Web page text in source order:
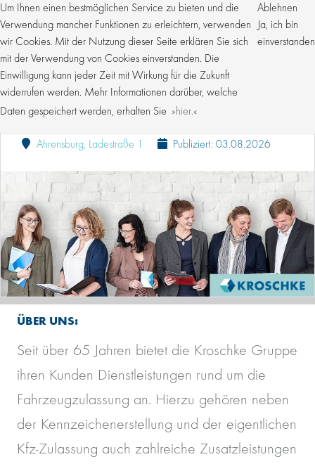
Um Ihnen einen bestmöglichen Service zu bieten und die
Verwendung mancher Funktionen zu erleichtern, verwenden
wir Cookies. Mit der Nutzung dieser Seite erklären Sie sich
mit der Verwendung von Cookies einverstanden. Die
Einwilligung kann jeder Zeit mit Wirkung für die Zukunft
widerrufen werden. Mehr Informationen darüber, welche
Daten gespeichert werden, erhalten Sie
hier.
Ablehnen
Ja, ich bin
einverstanden
KUNDENBETREUER (M/W/D) FÜR DIE KFZ-
ZULASSUNG
Ahrensburg, Ladestraße 1
Publiziert: 03.08.2026
ÜBER UNS:
Seit über 65 Jahren bietet die Kroschke Gruppe
ihren Kunden Dienstleistungen rund um die
Fahrzeugzulassung an. Hierzu gehören neben
der Kennzeichenerstellung und der eigentlichen
Kfz-Zulassung auch zahlreiche Zusatzleistungen